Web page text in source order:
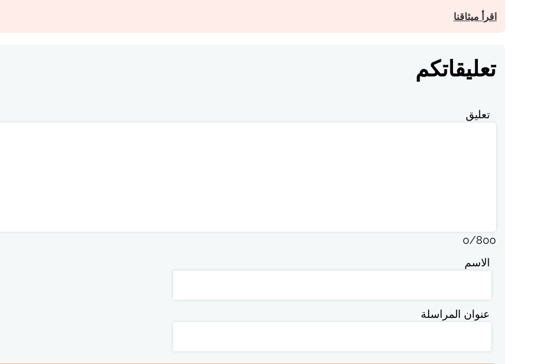
اقرأ ميثاقنا
تعليقاتكم
تعليق
0/800
الاسم
عنوان المراسلة